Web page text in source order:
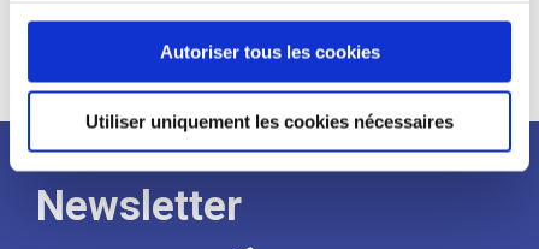
continuez à utiliser notre site Web.
Autoriser tous les cookies
Utiliser uniquement les cookies nécessaires
recrutement
Newsletter